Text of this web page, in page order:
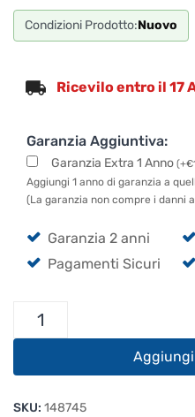
Condizioni Prodotto:Nuovo
Ricevilo entro il 17
Garanzia Aggiuntiva:
Garanzia Extra 1 Anno (+€
Aggiungi 1 anno di garanzia a
(La garanzia non compre i danni
Garanzia 2 anni
Pagamenti Sicuri
Cordial
MV
SKU: 148745